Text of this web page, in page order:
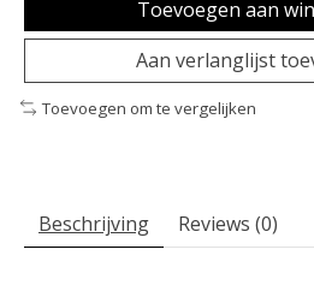
Toevoegen aan
Aan verlanglijst
Toevoegen om te vergelijken
Beschrijving Reviews (0)